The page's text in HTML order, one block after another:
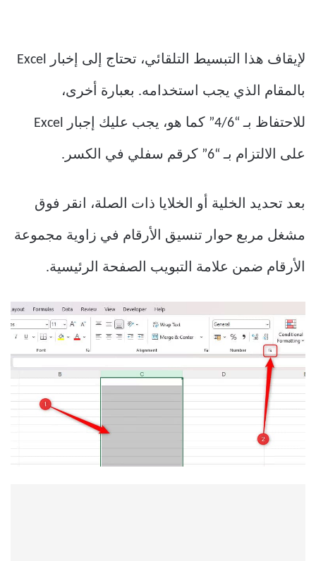
لإيقاف هذا التبسيط التلقائي، تحتاج إلى إخبار Excel
بالمقام الذي يجب استخدامه. بعبارة أخرى،
للاحتفاظ بـ “4/6” كما هو، يجب عليك إجبار Excel
على الالتزام بـ “6” كرقم سفلي في الكسر.
بعد تحديد الخلية أو الخلايا ذات الصلة، انقر فوق
مشغل مربع حوار تنسيق الأرقام في زاوية مجموعة
الأرقام ضمن علامة التبويب الصفحة الرئيسية.